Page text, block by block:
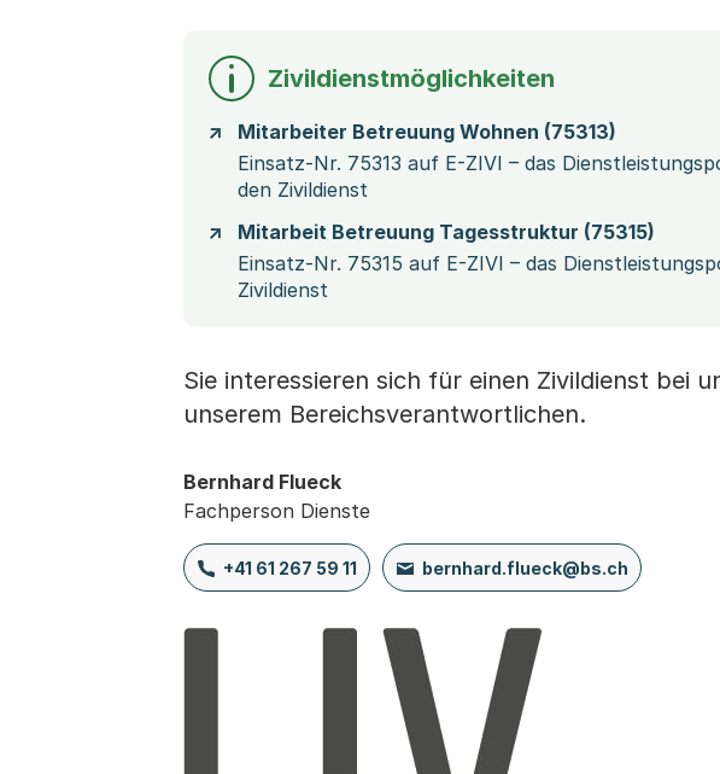
Zivildienstmöglichkeiten
Mitarbeiter Betreuung Wohnen (75313)
Einsatz-Nr. 75313 auf E-ZIVI – das
den Zivildienst
Mitarbeit Betreuung Tagesstruktur (75315)
Einsatz-Nr. 75315 auf E-ZIVI – das
Zivildienst
Sie interessieren sich für einen Zivildienst bei
unserem Bereichsverantwortlichen.
Bernhard Flueck
Fachperson Dienste
+41 61 267 59 11 bernhard.flueck@bs.ch